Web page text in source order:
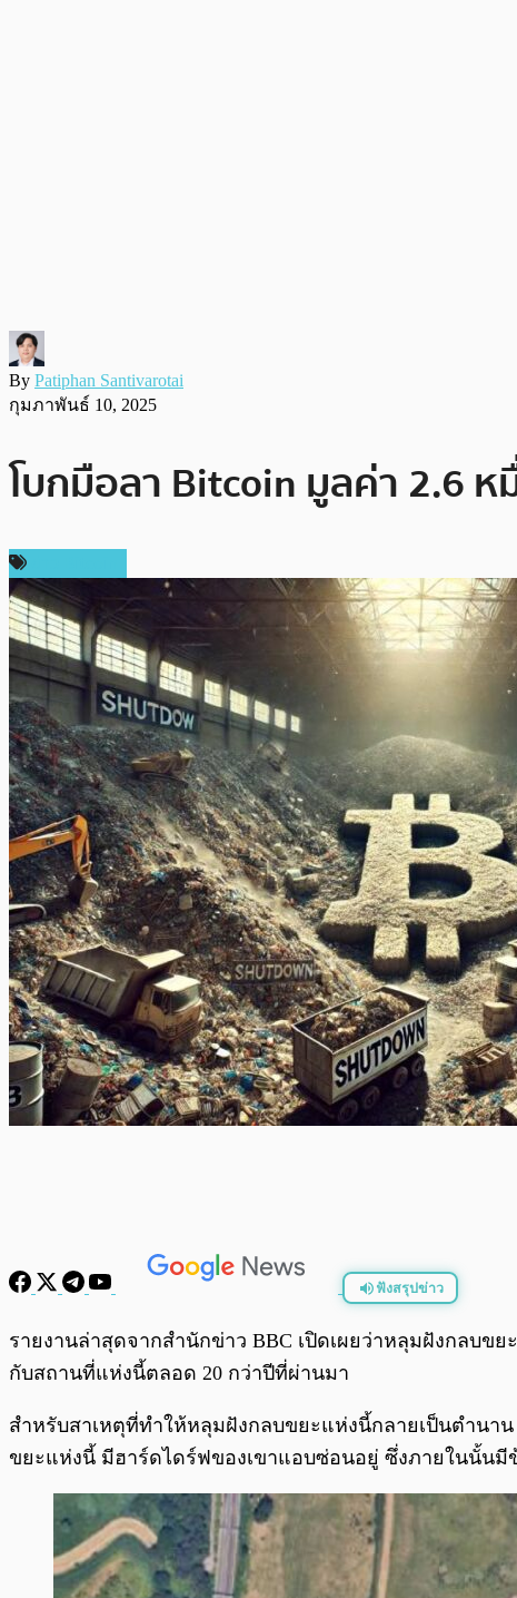
By Patiphan Santivarotai
กุมภาพันธ์ 10, 2025
โบกมือลา Bitcoin มูลค่า 2.6
ฟังสรุปข่าว
พร้อมเล่น
รายงานล่าสุดจากสำนักข่าว BBC เปิดเผยว่าหลุมฝังกลบขย
กับสถานที่แห่งนี้ตลอด 20 กว่าปีที่ผ่านมา
สำหรับสาเหตุที่ทำให้หลุมฝังกลบขยะแห่งนี้กลายเป็นตำนา
ขยะแห่งนี้ มีฮาร์ดไดร์ฟของเขาแอบซ่อนอยู่ ซึ่งภายในนั้นมี